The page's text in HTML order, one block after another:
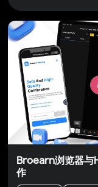
Broearn浏览器与
作